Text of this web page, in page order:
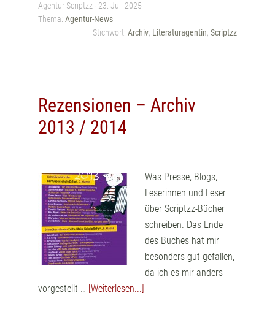
Agentur Scriptzz · 23. Juli 2025
Thema:Agentur-News
Stichwort: Archiv, Literaturagentin Scriptzz
Rezensionen – Archiv
2013 / 2014
Was Presse, Blogs,
Leserinnen und Leser
über Scriptzz-Bücher
schreiben. Das Ende
des Buches hat mir
besonders gut gefallen,
da ich es mir anders
vorgestellt … [Weiterlesen...]